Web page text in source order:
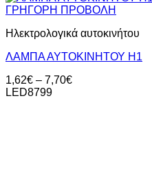
ΓΡΗΓΟΡΗ ΠΡΟΒΟΛΗ
Ηλεκτρολογικά αυτοκινήτου
ΛΑΜΠΑ ΑΥΤΟΚΙΝΗΤΟΥ Η1
1,62€ – 7,70€Price
LED8799